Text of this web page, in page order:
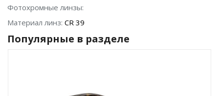
Фотохромные линзы:
Материал линз: CR 39
Популярные в разделе